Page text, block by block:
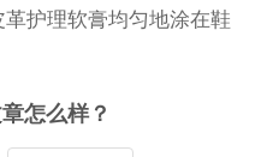
护理软膏均匀地涂在鞋
怎么样？